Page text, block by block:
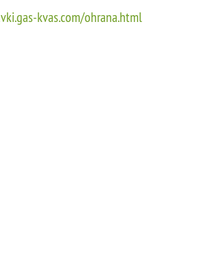
kvas.com/ohrana.html